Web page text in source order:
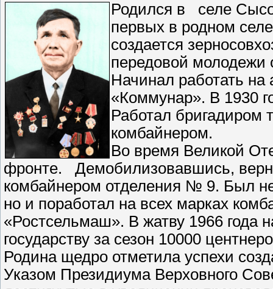
Родился в селе
первых в родном
создается
передовой молодежи
Начинал работать
«Коммунар». В 1930
Работал бригадиром
комбайнером.
Во время Великой
фронте. Демобилизовавшись,
комбайнером отделения № 9. Был
но и поработал на всех марках
«Ростсельмаш». В жатву 1966 года
государству за сезон 10000
Родина щедро отметила успехи
Указом Президиума Верховного